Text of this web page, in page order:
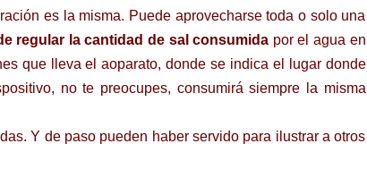
es la misma. Puede aprovecharse toda o solo una
regular la cantidad de sal consumida por el agua en
que lleva el aoparato, donde se indica el lugar donde
no te preocupes, consumirá siempre la misma
Y de paso pueden haber servido para ilustrar a otros